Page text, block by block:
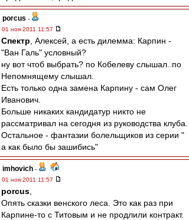
porcus -
01 ноя 2011 11:57
Спектр , Алексей, а есть дилемма: Карпин -
"Ван Галь" условный?
ну вот чтоб выбрать? по Кобелеву слышал..по
Непомнящему слышал.
Есть только одна замена Карпину - сам Олег
Иванович.
Больше никаких кандидатур никто не
рассматривал на сегодня из руководства клуба.
Остальное - фантазии болельщиков из серии "
а как было бы зашибись"
imhovich -
01 ноя 2011 11:57
porcus
Опять сказки венского леса. Это как раз при
Карпине-то с Титовым и не продлили контракт.